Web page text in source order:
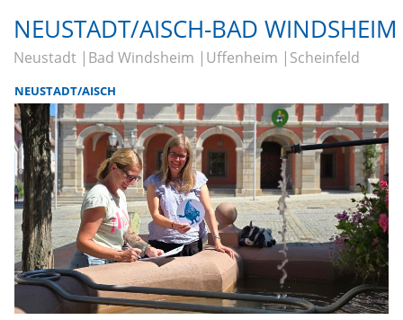
NEUSTADT/AISCH-BAD WINDSHEIM
Neustadt Bad Windsheim Uffenheim Scheinfeld
NEUSTADT/AISCH